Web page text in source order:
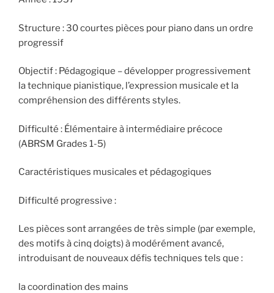
Structure : 30 courtes pièces pour piano dans un ordre
progressif
Objectif : Pédagogique – développer progressivement
la technique pianistique, l’expression musicale et la
compréhension des différents styles.
Difficulté : Élémentaire à intermédiaire précoce
(ABRSM Grades 1-5)
Caractéristiques musicales et pédagogiques
Difficulté progressive :
Les pièces sont arrangées de très simple (par exemple,
des motifs à cinq doigts) à modérément avancé,
introduisant de nouveaux défis techniques tels que :
la coordination des mains